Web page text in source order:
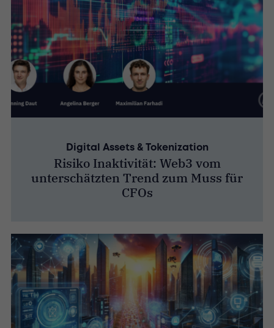
Digital Assets & Tokenization
Risiko Inaktivität: Web3 vom
unterschätzten Trend zum Muss für
CFOs